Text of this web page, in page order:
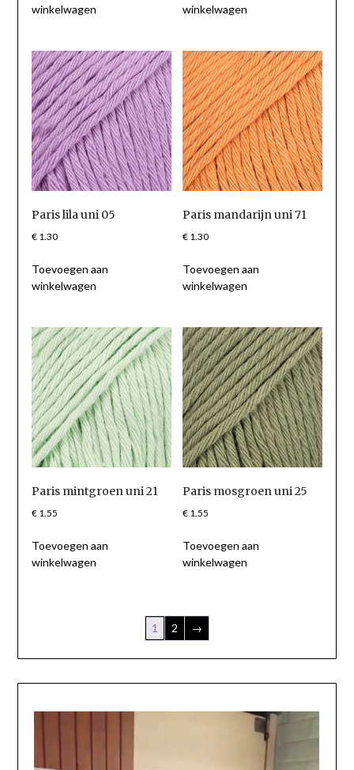
winkelwagen winkelwagen
Paris lila uni 05
€1.30
Toevoegen aan
winkelwagen
Paris mandarijn uni 71
€ 1.30
Toevoegen aan
winkelwagen
Paris mintgroen uni 21
€1.55
Toevoegen aan
winkelwagen
Paris mosgroen uni 25
€ 1.55
Toevoegen aan
winkelwagen
1 2 →